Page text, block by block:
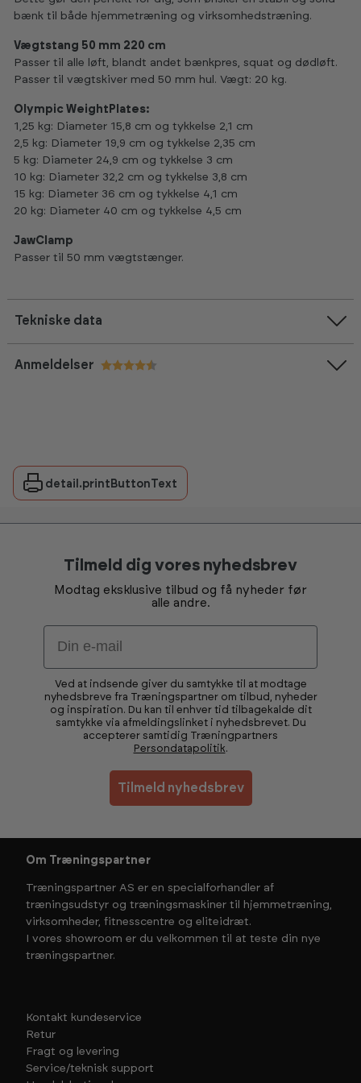
bænk til både hjemmetræning og virksomhedstræning.
Vægtstang 50 mm 220 cm
Passer til alle løft, blandt andet bænkpres, squat og dødløft.
Passer til vægtskiver med 50 mm hul. Vægt: 20 kg.
Olympic WeightPlates:
1,25 kg: Diameter 15,8 cm og tykkelse 2,1 cm
2,5 kg: Diameter 19,9 cm og tykkelse 2,35 cm
5 kg: Diameter 24,9 cm og tykkelse 3 cm
10 kg: Diameter 32,2 cm og tykkelse 3,8 cm
15 kg: Diameter 36 cm og tykkelse 4,1 cm
20 kg: Diameter 40 cm og tykkelse 4,5 cm
JawClamp
Passer til 50 mm vægtstænger.
Tekniske data
Anmeldelser
detail.printButtonText
Tilmeld dig vores nyhedsbrev
Modtag eksklusive tilbud og få nyheder før
alle andre.
Email
Ved at indsende giver du samtykke til at modtage
nyhedsbreve fra Træningspartner om tilbud, nyheder
og inspiration. Du kan til enhver tid tilbagekalde dit
samtykke via afmeldingslinket i nyhedsbrevet. Du
accepterer samtidig Træningpartners
Persondatapolitik.
Tilmeld nyhedsbrev
Om Træningspartner
Træningspartner AS er en specialforhandler af
træningsudstyr og træningsmaskiner til hjemmetræning,
virksomheder, fitnesscentre og eliteidræt.
I vores showroom er du velkommen til at teste din nye
træningspartner.
Kontakt kundeservice
Retur
Fragt og levering
Service/teknisk support